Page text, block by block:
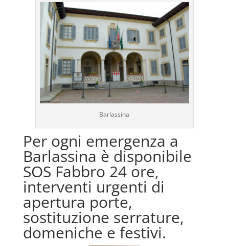
Barlassina
Per ogni emergenza a
Barlassina è disponibile
SOS Fabbro 24 ore,
interventi urgenti di
apertura porte,
sostituzione serrature,
domeniche e festivi.